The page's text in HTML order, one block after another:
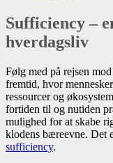
Sufficiency –
hverdagsliv
Følg med på rejsen
fremtid, hvor
ressourcer og
fortiden til og nutiden
mulighed for at skabe
klodens bæreevne. Det
sufficiency.